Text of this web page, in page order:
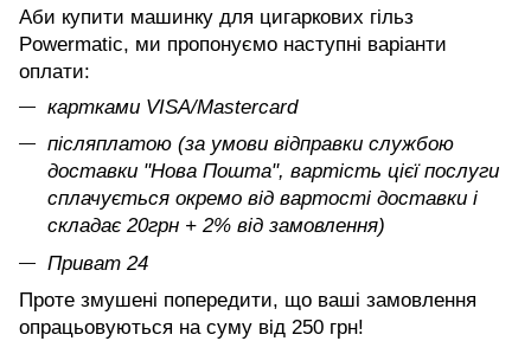
Аби купити машинку для цигаркових гільз
Powermatic, ми пропонуємо наступні варіанти
оплати:
картками VISA/Mastercard
післяплатою (за умови відправки службою
доставки "Нова Пошта", вартість цієї послуги
сплачується окремо від вартості доставки і
складає 20грн + 2% від замовлення)
Приват 24
Проте змушені попередити, що ваші замовлення
опрацьовуються на суму від 250 грн!